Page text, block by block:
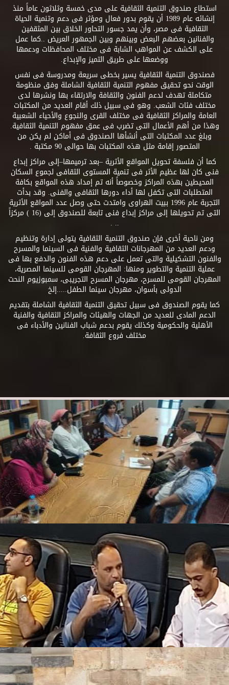
استطاع صندوق التنمية الثقافية على مدى خمسة وثلاثون عاماً منذ
إنشائه عام 1989 أن يقوم بدور فعال ومؤثر فى دعم وتنمية الحياة
الثقافية فى مصر، وأن يمد جسور التحاور الخلاق بين المثقفين
والفنانين بعضهم البعض وبينهم وبين الجمهور العريض ..كما عمل
على الكشف عن المواهب الشابة فى مختلف المحافظات ودعمها
ووضعها على طريق التميز والإبداع.
فصندوق التنمية الثقافية يسير بخطى سريعة ومدروسة فى نفس
الوقت نحو تحقيق مفهوم التنمية الثقافية الشاملة وفق منظومة
متكاملة تهدف لدعم الفنون والثقافة والارتقاء بها ونشرها لدى
مختلف فئات الشعب. وهو فى سبيل ذلك أقام العديد من المكتبات
العامة والمراكز الثقافية فى مختلف القرى والنجوع والأحياء الشعبية
وهذا من أهم الأعمال التى تضرب فى عمق مفهوم التنمية الثقافية.
وبلغ عدد المكتبات التى أنشأها الصندوق فى أماكن لم يكن من
المتصور إقامة مثل هذه المكتبات بها حوالى 90 مكتبة .
كما أن فلسفة تحويل المواقع الأثرية –بعد ترميمها–إلى مراكز إبداع
فنى كان لها عظيم الأثر فى تنمية المستوى الثقافى لجموع السكان
المحيطين بهذه المراكز وخصوصاً أنه تم إمداد هذه المواقع بكافة
المتطلبات التى تكفل لها أداء دورها الثقافى والفنى. وقد بدأت
التجربة عام 1996 ببيت الهراوى وامتدت حتى وصل عدد المواقع الأثرية
التى تم تحويلها إلى مراكز إبداع فنى تابعة للصندوق إلى (16 ) مركزاً
.. .
ومن ناحية أخرى فإن صندوق التنمية الثقافية يتولى إدارة وتنظيم
ودعم العديد من المهرجانات الثقافية والفنية فى السينما والمسرح
والفنون التشكيلية والتى تعمل على دعم هذه الفنون والدفع بها فى
عملية التنمية والتطوير ومنها: المهرجان القومى للسينما المصرية،
المهرجان القومى للمسرح، مهرجان المسرح التجريبى، سمبوزيوم النحت
الدولى بأسوان، مهرجان سينما الطفل.....إلخ
كما يقوم الصندوق فى سبيل تحقيق التنمية الثقافية الشاملة بتقديم
الدعم المادى للعديد من الجهات والهيئات والمراكز الثقافية والفنية
الأهلية والحكومية وكذلك يقوم بدعم شباب الفنانين والأدباء فى
مختلف فروع الثقافة.